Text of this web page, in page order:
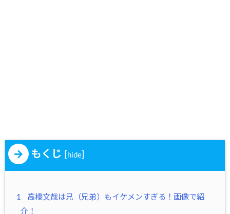
もくじ hide
1
高橋文哉は兄（兄弟）もイケメンすぎる！画像で紹
介！